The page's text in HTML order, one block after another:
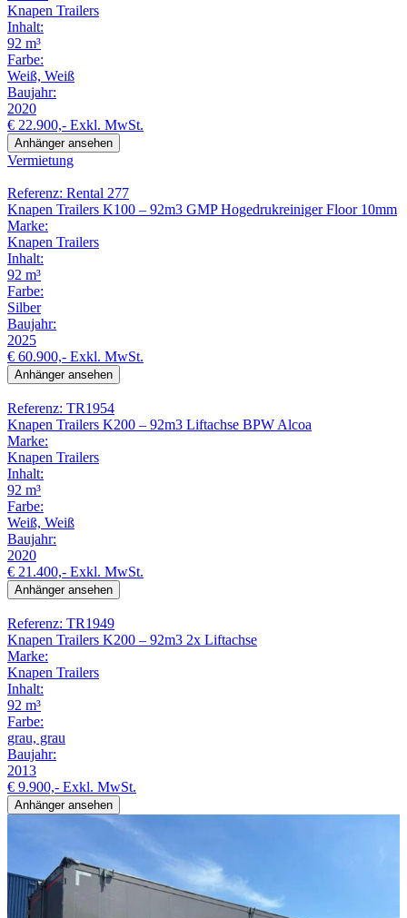
Knapen Trailers
Inhalt:
92 m³
Farbe:
Weiß, Weiß
Baujahr:
2020
€ 22.900,- Exkl. MwSt.
Anhänger ansehen
Vermietung
Referenz: Rental 277
Knapen Trailers K100 – 92m3 GMP Hogedrukreiniger Floor 10mm
Marke:
Knapen Trailers
Inhalt:
92 m³
Farbe:
Silber
Baujahr:
2025
€ 60.900,- Exkl. MwSt.
Anhänger ansehen
Referenz: TR1954
Knapen Trailers K200 – 92m3 Liftachse BPW Alcoa
Marke:
Knapen Trailers
Inhalt:
92 m³
Farbe:
Weiß, Weiß
Baujahr:
2020
€ 21.400,- Exkl. MwSt.
Anhänger ansehen
Referenz: TR1949
Knapen Trailers K200 – 92m3 2x Liftachse
Marke:
Knapen Trailers
Inhalt:
92 m³
Farbe:
grau, grau
Baujahr:
2013
€ 9.900,- Exkl. MwSt.
Anhänger ansehen